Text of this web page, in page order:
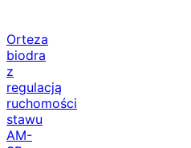
Orteza
biodra
z
regulacją
ruchomości
stawu
AM-